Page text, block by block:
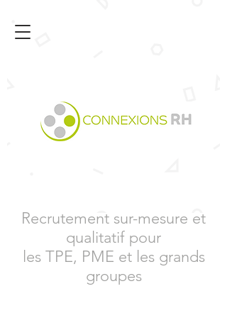
Recrutement sur-mesure et
qualitatif pour
les TPE, PME et les grands
groupes